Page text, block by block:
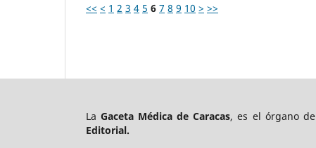
<< < 1 2 3 4 5 6 7 8 9 10 > >>
LaGaceta Médica de Caracas, es el órgano
Editorial.